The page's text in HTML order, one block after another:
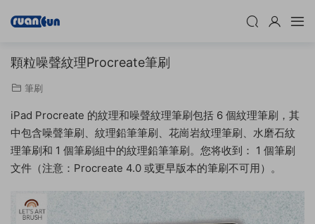
顆粒噪聲紋理Procreate筆刷
筆刷
iPad Procreate 的紋理和噪聲紋理筆刷包括 6 個紋理筆刷，其
中包含噪聲筆刷、紋理鉛筆筆刷、花崗岩紋理筆刷、水磨石紋
理筆刷和 1 個筆刷組中的紋理鉛筆筆刷。您将收到： 1 個筆刷
文件（注意：Procreate 4.0 或更早版本的筆刷不可用）。